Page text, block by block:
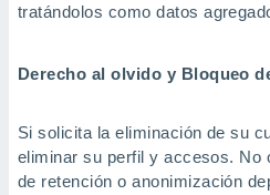
tratándolos como datos
Derecho al olvido y Bloqueo
Si solicita la eliminación de su
eliminar su perfil y accesos. No
de retención o anonimización